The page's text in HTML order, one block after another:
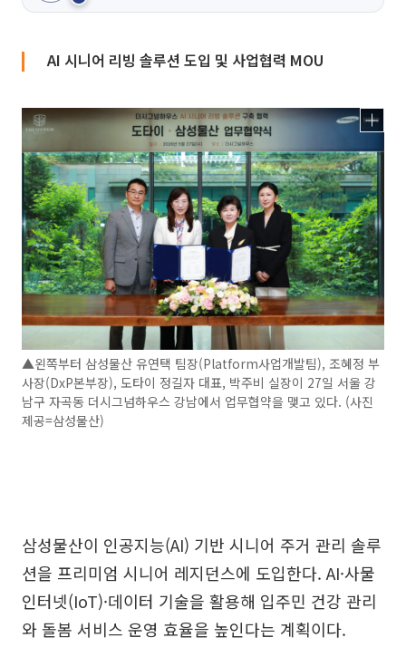
AI 시니어 리빙 솔루션 도입 및 사업협력 MOU
▲왼쪽부터 삼성물산 유연택 팀장(Platform사업개발팀), 조혜정 부
사장(DxP본부장), 도타이 정길자 대표, 박주비 실장이 27일 서울 강
남구 자곡동 더시그넘하우스 강남에서 업무협약을 맺고 있다. (사진
제공=삼성물산)
삼성물산이 인공지능(AI) 기반 시니어 주거 관리 솔루
션을 프리미엄 시니어 레지던스에 도입한다. AI·사물
인터넷(IoT)·데이터 기술을 활용해 입주민 건강 관리
와 돌봄 서비스 운영 효율을 높인다는 계획이다.